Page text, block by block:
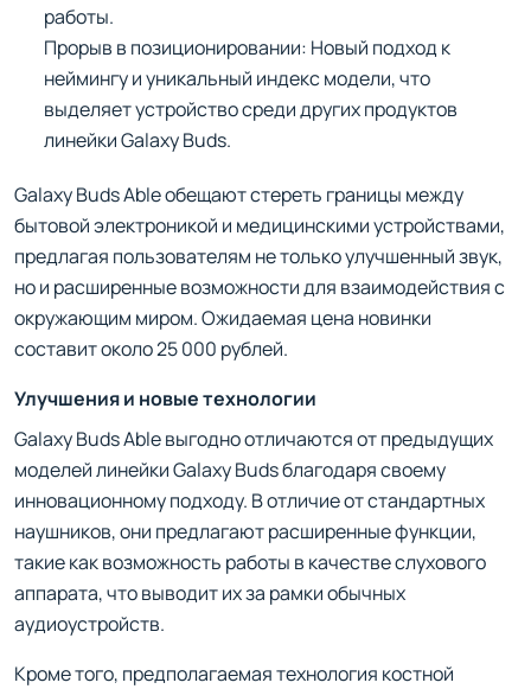
работы.
Прорыв в позиционировании: Новый подход к
неймингу и уникальный индекс модели, что
выделяет устройство среди других продуктов
линейки Galaxy Buds.
Galaxy Buds Able обещают стереть границы между
бытовой электроникой и медицинскими устройствами,
предлагая пользователям не только улучшенный звук,
но и расширенные возможности для взаимодействия с
окружающим миром. Ожидаемая цена новинки
составит около 25 000 рублей.
Улучшения и новые технологии
Galaxy Buds Able выгодно отличаются от предыдущих
моделей линейки Galaxy Buds благодаря своему
инновационному подходу. В отличие от стандартных
наушников, они предлагают расширенные функции,
такие как возможность работы в качестве слухового
аппарата, что выводит их за рамки обычных
аудиоустройств.
Кроме того, предполагаемая технология костной